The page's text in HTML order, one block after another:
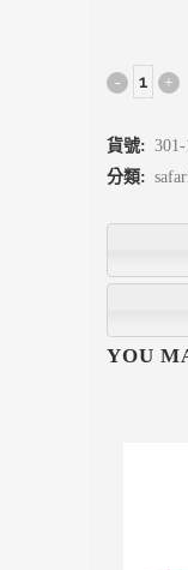
貨號: 301-
分類:
YOU